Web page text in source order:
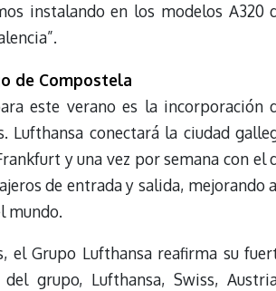
instalando en los modelos A320
de Compostela
este verano es la incorporación
Lufthansa conectará la ciudad
y una vez por semana con el
de entrada y salida, mejorando
mundo.
el Grupo Lufthansa reafirma su
grupo, Lufthansa, Swiss,